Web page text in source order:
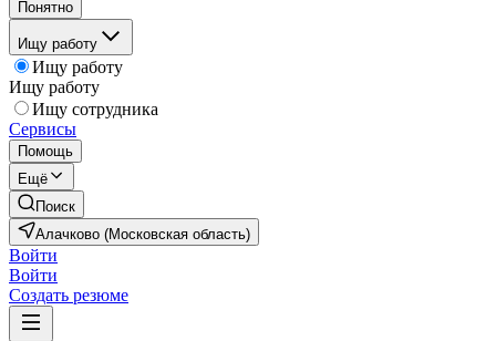
Понятно
Ищу работу
Ищу работу
Ищу работу
Ищу сотрудника
Сервисы
Помощь
Ещё
Поиск
Алачково (Московская область)
Войти
Войти
Создать резюме